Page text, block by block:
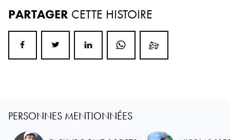
PARTAGER CETTE HISTOIRE
PERSONNES MENTIONNÉES